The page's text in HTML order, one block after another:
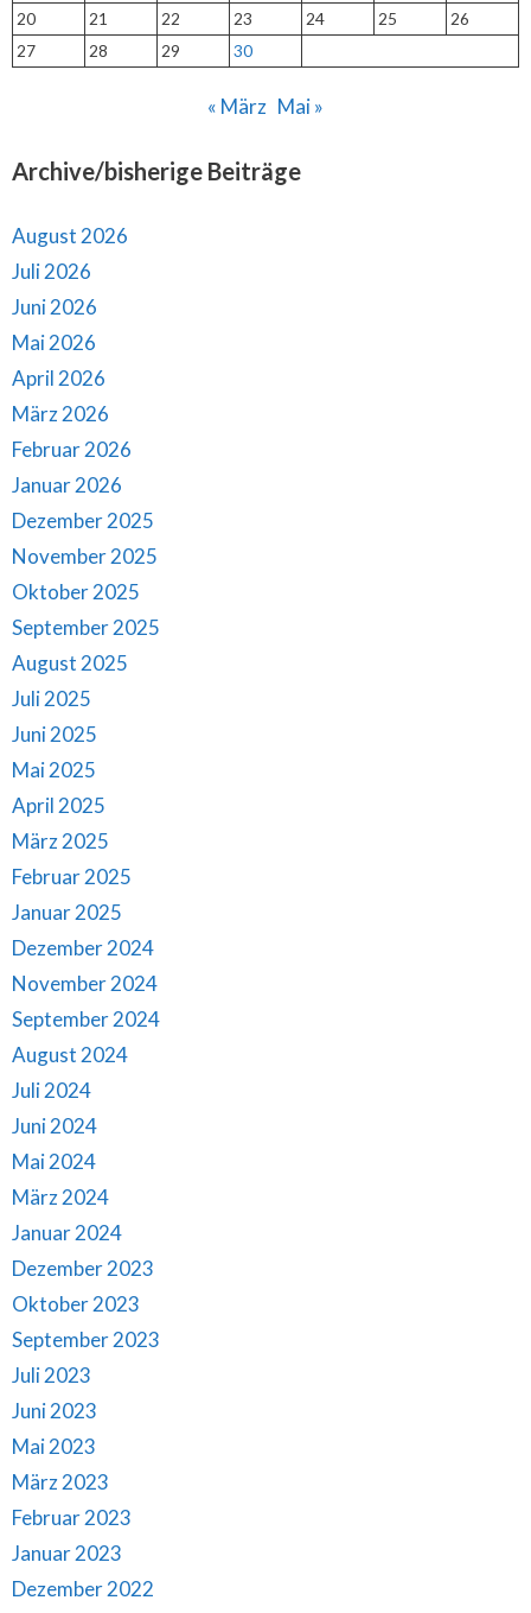
20
21 22 23 24 25
26
27
28 29 30
« März Mai »
Archive/bisherige Beiträge
August 2026
Juli 2026
Juni 2026
Mai 2026
April 2026
März 2026
Februar 2026
Januar 2026
Dezember 2025
November 2025
Oktober 2025
September 2025
August 2025
Juli 2025
Juni 2025
Mai 2025
April 2025
März 2025
Februar 2025
Januar 2025
Dezember 2024
November 2024
September 2024
August 2024
Juli 2024
Juni 2024
Mai 2024
März 2024
Januar 2024
Dezember 2023
Oktober 2023
September 2023
Juli 2023
Juni 2023
Mai 2023
März 2023
Februar 2023
Januar 2023
Dezember 2022